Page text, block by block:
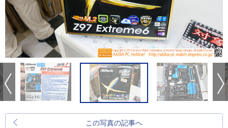
この写真の記事へ